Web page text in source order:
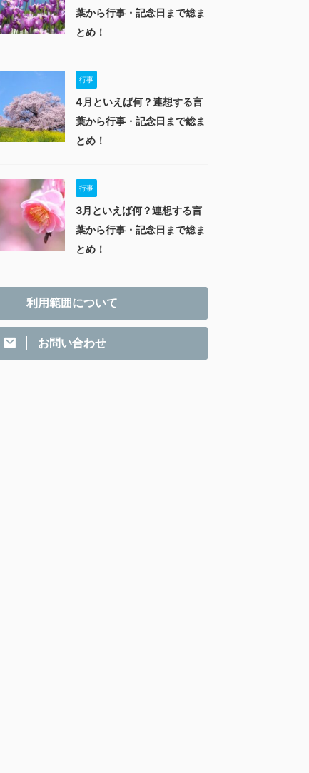
葉から行事・記念日まで総ま
とめ！
行事
4月といえば何？連想する言
葉から行事・記念日まで総ま
とめ！
行事
3月といえば何？連想する言
葉から行事・記念日まで総ま
とめ！
利用範囲について
お問い合わせ